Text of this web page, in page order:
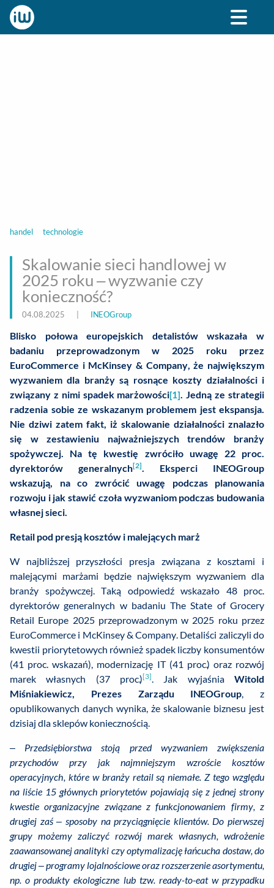
handel technologie
Skalowanie sieci handlowej w
2025 roku – wyzwanie czy
konieczność?
04.08.2025 INEOGroup
Blisko połowa europejskich detalistów wskazała w
badaniu przeprowadzonym w 2025 roku przez
EuroCommerce i McKinsey & Company, że największym
wyzwaniem dla branży są rosnące koszty działalności i
związany z nimi spadek marżowości[1]. Jedną ze strategii
radzenia sobie ze wskazanym problemem jest ekspansja.
Nie dziwi zatem fakt, iż skalowanie działalności znalazło
się w zestawieniu najważniejszych trendów branży
spożywczej. Na tę kwestię zwróciło uwagę 22 proc.
dyrektorów generalnych[2]. Eksperci INEOGroup
wskazują, na co zwrócić uwagę podczas planowania
rozwoju i jak stawić czoła wyzwaniom podczas budowania
własnej sieci.
Retail pod presją kosztów i malejących marż
W najbliższej przyszłości presja związana z kosztami i
malejącymi marżami będzie największym wyzwaniem dla
branży spożywczej. Taką odpowiedź wskazało 48 proc.
dyrektorów generalnych w badaniu The State of Grocery
Retail Europe 2025 przeprowadzonym w 2025 roku przez
EuroCommerce i McKinsey & Company. Detaliści zaliczyli do
kwestii priorytetowych również spadek liczby konsumentów
(41 proc. wskazań), modernizację IT (41 proc.) oraz rozwój
marek własnych (37 proc.)[3]. Jak wyjaśnia Witold
Miśniakiewicz, Prezes Zarządu INEOGroup, z
opublikowanych danych wynika, że skalowanie biznesu jest
dzisiaj dla sklepów koniecznością.
– Przedsiębiorstwa stoją przed wyzwaniem zwiększenia
przychodów przy jak najmniejszym wzroście kosztów
operacyjnych, które w branży retail są niemałe. Z tego względu
na liście 15 głównych priorytetów pojawiają się z jednej strony
kwestie organizacyjne związane z funkcjonowaniem firmy, z
drugiej zaś – sposoby na przyciągnięcie klientów. Do pierwszej
grupy możemy zaliczyć rozwój marek własnych, wdrożenie
zaawansowanej analityki czy optymalizację łańcucha dostaw, do
drugiej – programy lojalnościowe oraz rozszerzenie asortymentu,
np. o produkty ekologiczne lub tzw. ready-to-eat w przypadku